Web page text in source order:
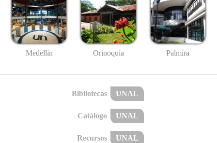
Medellín Orinoquía Palmira
Bibliotecas UNAL
Catálogo UNAL
Recursos UNAL